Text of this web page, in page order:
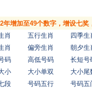
年增加至49个数字，增设七
肖 五行生肖 四季生
肖 偏旁生肖 朝夕生
码 高低号码 长短号
小 大小单双 大小尾
段 号码五行 号码五